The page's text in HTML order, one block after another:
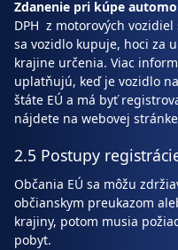
Zdanenie pri kúpe
DPH z motorových
sa vozidlo kupuje, hoci za
krajine určenia. Viac
uplatňujú, keď je vozidlo
štáte EÚ a má byť
nájdete na webovej stránke
2.5 Postupy
Občania EÚ sa môžu
občianskym preukazom
krajiny, potom musia
pobyt.